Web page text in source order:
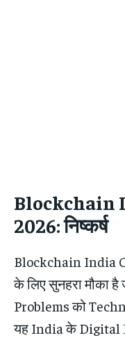
Blockchain
2026: निष्कर्ष
Blockchain India
के लिए सुनहरा मौका
Problems को
यह India के Digital